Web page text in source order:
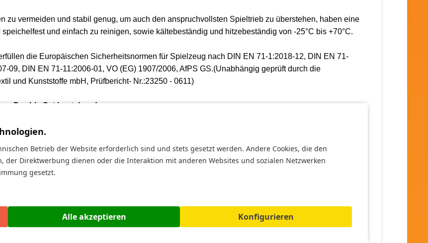
zu vermeiden und stabil genug, um auch den anspruchvollsten Spieltrieb zu überstehen, haben eine
und einfach zu reinigen, sowie kältebeständig und hitzebeständig von -25°C bis +70°C.
die Europäischen Sicherheitsnormen für Spielzeug nach DIN EN 71-1:2018-12, DIN EN 71-
09, DIN EN 71-11:2006-01, VO (EG) 1907/2006, AfPS GS.(Unabhängig geprüft durch die
und Kunststoffe mbH, Prüfbericht- Nr.:23250 - 0611)
- Double Set bestehend aus:
cm hoch)
hoch)
Betrieb der Website erforderlich sind und stets gesetzt werden. Andere Cookies, die den
der Direktwerbung dienen oder die Interaktion mit anderen Websites und sozialen Netzwerken
gesetzt.
Alle akzeptieren Konfigurieren